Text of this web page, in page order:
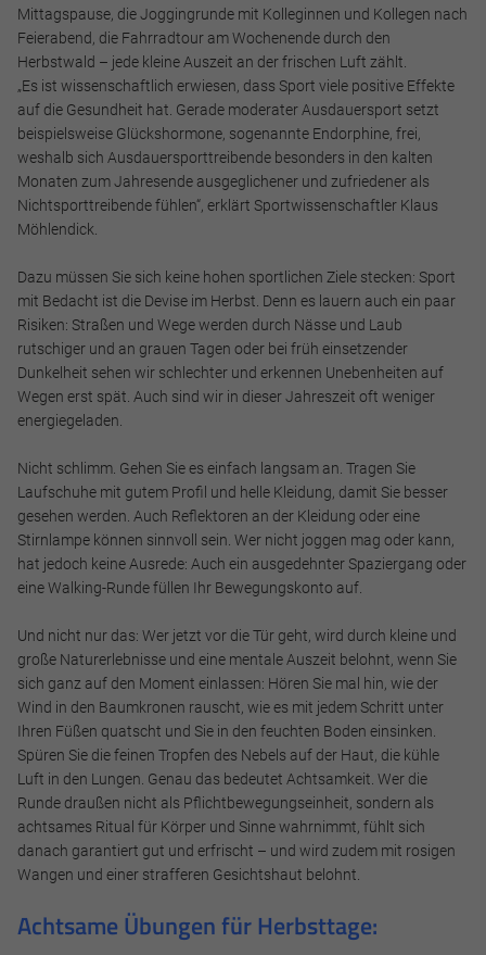
Mittagspause, die Joggingrunde mit Kolleginnen und Kollegen nach
Feierabend, die Fahrradtour am Wochenende durch den
Herbstwald – jede kleine Auszeit an der frischen Luft zählt.
„Es ist wissenschaftlich erwiesen, dass Sport viele positive Effekte
auf die Gesundheit hat. Gerade moderater Ausdauersport setzt
beispielsweise Glückshormone, sogenannte Endorphine, frei,
weshalb sich Ausdauersporttreibende besonders in den kalten
Monaten zum Jahresende ausgeglichener und zufriedener als
Nichtsporttreibende fühlen“, erklärt Sportwissenschaftler Klaus
Möhlendick.
Dazu müssen Sie sich keine hohen sportlichen Ziele stecken: Sport
mit Bedacht ist die Devise im Herbst. Denn es lauern auch ein paar
Risiken: Straßen und Wege werden durch Nässe und Laub
rutschiger und an grauen Tagen oder bei früh einsetzender
Dunkelheit sehen wir schlechter und erkennen Unebenheiten auf
Wegen erst spät. Auch sind wir in dieser Jahreszeit oft weniger
energiegeladen.
Nicht schlimm. Gehen Sie es einfach langsam an. Tragen Sie
Laufschuhe mit gutem Profil und helle Kleidung, damit Sie besser
gesehen werden. Auch Reflektoren an der Kleidung oder eine
Stirnlampe können sinnvoll sein. Wer nicht joggen mag oder kann,
hat jedoch keine Ausrede: Auch ein ausgedehnter Spaziergang oder
eine Walking-Runde füllen Ihr Bewegungskonto auf.
Und nicht nur das: Wer jetzt vor die Tür geht, wird durch kleine und
große Naturerlebnisse und eine mentale Auszeit belohnt, wenn Sie
sich ganz auf den Moment einlassen: Hören Sie mal hin, wie der
Wind in den Baumkronen rauscht, wie es mit jedem Schritt unter
Ihren Füßen quatscht und Sie in den feuchten Boden einsinken.
Spüren Sie die feinen Tropfen des Nebels auf der Haut, die kühle
Luft in den Lungen. Genau das bedeutet Achtsamkeit. Wer die
Runde draußen nicht als Pflichtbewegungseinheit, sondern als
achtsames Ritual für Körper und Sinne wahrnimmt, fühlt sich
danach garantiert gut und erfrischt – und wird zudem mit rosigen
Wangen und einer strafferen Gesichtshaut belohnt.
Achtsame Übungen für Herbsttage: